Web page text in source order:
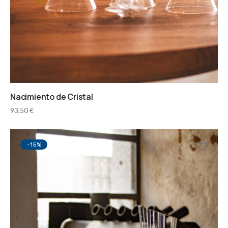
Nacimiento de Cristal
93,50€
-15%